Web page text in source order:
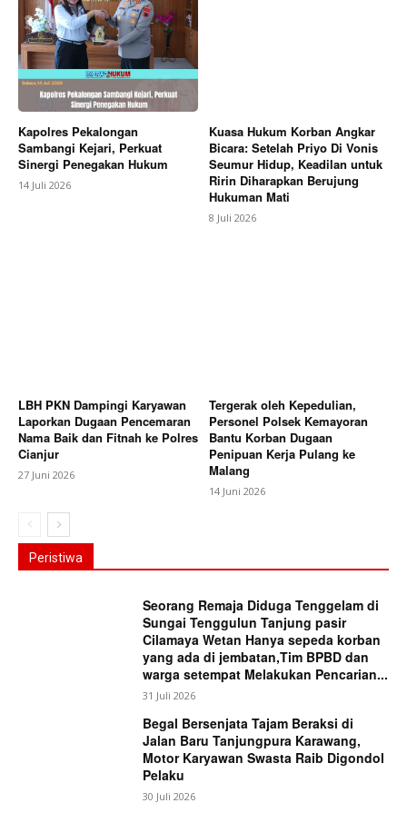
Company
About
Subscription Plans
Kapolres Pekalongan
Sambangi Kejari, Perkuat
Sinergi Penegakan Hukum
14 Juli 2026
Kuasa Hukum Korban Angkar
Bicara: Setelah Priyo Di Vonis
Seumur Hidup, Keadilan untuk
Ririn Diharapkan Berujung
Hukuman Mati
8 Juli 2026
LBH PKN Dampingi Karyawan
Laporkan Dugaan Pencemaran
Nama Baik dan Fitnah ke Polres
Cianjur
27 Juni 2026
Tergerak oleh Kepedulian,
Personel Polsek Kemayoran
Bantu Korban Dugaan
Penipuan Kerja Pulang ke
Malang
14 Juni 2026
Peristiwa
Seorang Remaja Diduga Tenggelam di
Sungai Tenggulun Tanjung pasir
Cilamaya Wetan Hanya sepeda korban
yang ada di jembatan,Tim BPBD dan
warga setempat Melakukan Pencarian...
31 Juli 2026
Begal Bersenjata Tajam Beraksi di
Jalan Baru Tanjungpura Karawang,
Motor Karyawan Swasta Raib Digondol
Pelaku
30 Juli 2026